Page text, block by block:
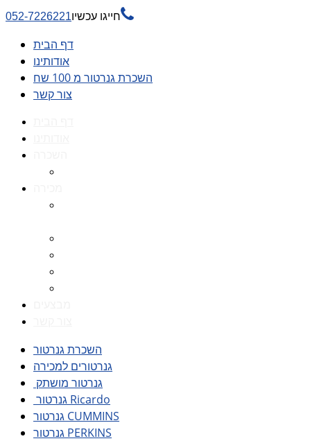
חייגו עכשיו052-7226221 
דף הבית
אודותינו
השכרת גנרטור מ 100 שח
צור קשר
השכרת גנרטור
גנרטורים למכירה
גנרטור מושתק
גנרטור Ricardo
גנרטור CUMMINS
גנרטור PERKINS